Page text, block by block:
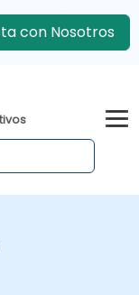
con Nosotros